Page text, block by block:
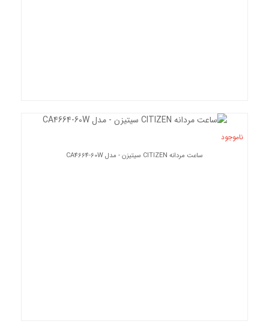
ناموجود
ساعت مردانه CITIZEN سیتیزن - مدل CA4664-60W